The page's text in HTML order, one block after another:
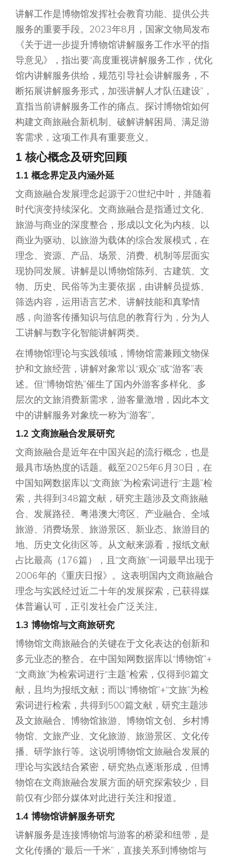
讲解工作是博物馆发挥社会教育功能、提供公共
服务的重要手段。2023年8月，国家文物局发布
《关于进一步提升博物馆讲解服务工作水平的指
导意见》，指出要“高度重视讲解服务工作，优化
馆内讲解服务供给，规范引导社会讲解服务，不
断拓展讲解服务形式，加强讲解人才队伍建设”，
直指当前讲解服务工作的痛点。探讨博物馆如何
构建文商旅融合新机制、破解讲解困局、满足游
客需求，这项工作具有重要意义。
1 核心概念及研究回顾
1.1 概念界定及内涵外延
文商旅融合发展理念起源于20世纪中叶，并随着
时代演变持续深化。文商旅融合是指通过文化、
旅游与商业的深度整合，形成以文化为内核、以
商业为驱动、以旅游为载体的综合发展模式，在
理念、资源、产品、场景、消费、机制等层面实
现协同发展。讲解是以博物馆陈列、古建筑、文
物、历史、民俗等为主要依据，由讲解员提炼、
筛选内容，运用语言艺术、讲解技能和真挚情
感，向游客传播知识与信息的教育行为，分为人
工讲解与数字化智能讲解两类。
在博物馆理论与实践领域，博物馆需兼顾文物保
护和文旅经营，讲解对象常以“观众”或“游客”表
述。但“博物馆热”催生了国内外游客多样化、多
层次的文旅消费新需求，游客量激增，因此本文
中的讲解服务对象统一称为“游客”。
1.2 文商旅融合发展研究
文商旅融合是近年在中国兴起的流行概念，也是
最具市场热度的话题。截至2025年6月30日，在
中国知网数据库以“文商旅”为检索词进行“主题”检
索，共得到348篇文献，研究主题涉及文商旅融
合、发展路径、粤港澳大湾区、产业融合、全域
旅游、消费场景、旅游景区、新业态、旅游目的
地、历史文化街区等。从文献来源看，报纸文献
占比最高（176篇），且“文商旅”一词最早出现于
2006年的《重庆日报》。这表明国内文商旅融合
理念与实践经过近二十年的发展探索，已获得媒
体普遍认可，正引发社会广泛关注。
1.3 博物馆与文商旅研究
博物馆文商旅融合的关键在于文化表达的创新和
多元业态的整合。在中国知网数据库以“博物馆”+
“文商旅”为检索词进行“主题”检索，仅得到8篇文
献，且均为报纸文献；而以“博物馆”+“文旅”为检
索词进行检索，共得到500篇文献，研究主题涉
及文旅融合、博物馆旅游、博物馆文创、乡村博
物馆、文旅产业、文化旅游、旅游景区、文化传
播、研学旅行等。这说明博物馆文旅融合发展的
理论与实践结合紧密，研究热点逐渐形成，但博
物馆在文商旅融合发展方面的研究探索较少，目
前仅有少部分媒体对此进行关注和报道。
1.4 博物馆讲解服务研究
讲解服务是连接博物馆与游客的桥梁和纽带，是
文化传播的“最后一千米”，直接关系到博物馆与